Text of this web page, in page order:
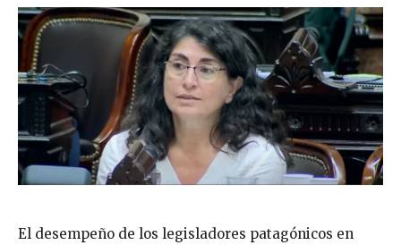
El desempeño de los legisladores patagónicos en